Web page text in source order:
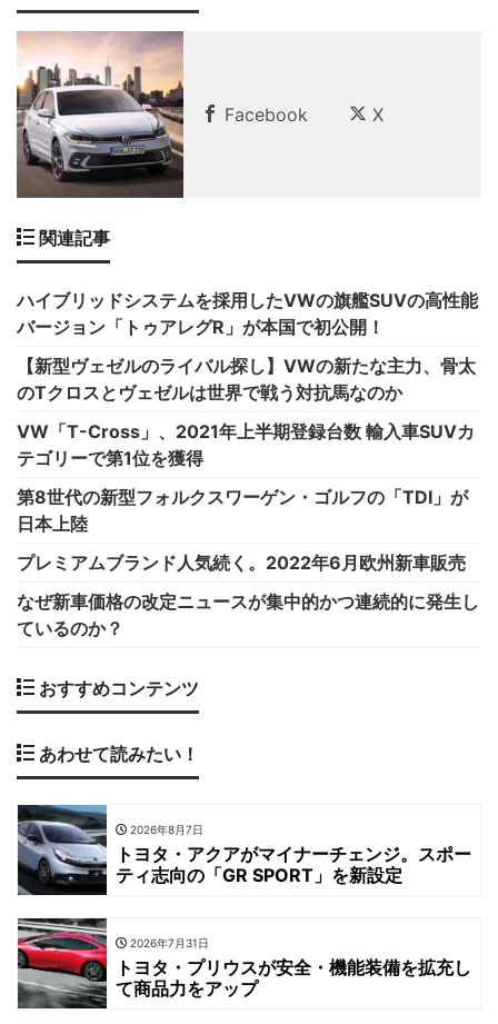
Facebook X
関連記事
ハイブリッドシステムを採用したVWの旗艦SUVの高性能
バージョン「トゥアレグR」が本国で初公開！
【新型ヴェゼルのライバル探し】VWの新たな主力、骨太
のTクロスとヴェゼルは世界で戦う対抗馬なのか
VW「T-Cross」、2021年上半期登録台数 輸入車SUVカ
テゴリーで第1位を獲得
第8世代の新型フォルクスワーゲン・ゴルフの「TDI」が
日本上陸
プレミアムブランド人気続く。2022年6月欧州新車販売
なぜ新車価格の改定ニュースが集中的かつ連続的に発生し
ているのか？
おすすめコンテンツ
あわせて読みたい！
2026年8月7日
トヨタ・アクアがマイナーチェンジ。スポー
ティ志向の「GR SPORT」を新設定
2026年7月31日
トヨタ・プリウスが安全・機能装備を拡充し
て商品力をアップ